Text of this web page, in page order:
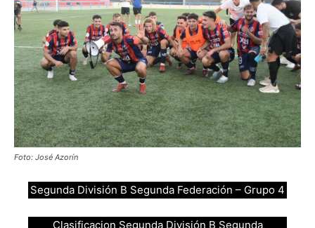
Foto: José Azorín
Segunda División B Segunda Federación – Grupo 4
Clasificacion Segunda División B Segunda